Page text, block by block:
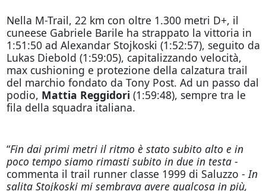
Nella M-Trail, 22 km con oltre 1.300 metri D+, il
cuneese Gabriele Barile ha strappato la vittoria in
1:51:50 ad Alexandar Stojkoski (1:52:57), seguito da
Lukas Diebold (1:59:05), capitalizzando velocità,
max cushioning e protezione della calzatura trail
del marchio fondato da Tony Post. Ad un passo dal
podio, Mattia Reggidori (1:59:48), sempre tra le
fila della squadra italiana.
“Fin dai primi metri il ritmo è stato subito alto e in
poco tempo siamo rimasti subito in due in testa -
commenta il trail runner classe 1999 di Saluzzo - In
salita Stojkoski mi sembrava avere qualcosa in più,